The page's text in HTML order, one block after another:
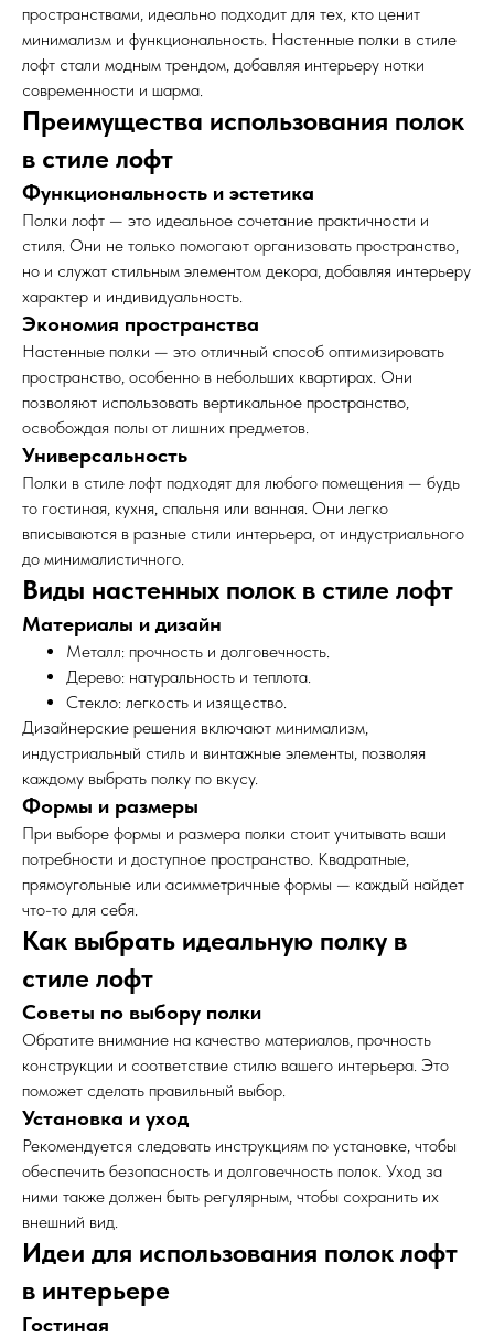
пространствами, идеально подходит для тех, кто ценит
минимализм и функциональность. Настенные полки в стиле
лофт стали модным трендом, добавляя интерьеру нотки
современности и шарма.
Преимущества использования полок
в стиле лофт
Функциональность и эстетика
Полки лофт — это идеальное сочетание практичности и
стиля. Они не только помогают организовать пространство,
но и служат стильным элементом декора, добавляя интерьеру
характер и индивидуальность.
Экономия пространства
Настенные полки — это отличный способ оптимизировать
пространство, особенно в небольших квартирах. Они
позволяют использовать вертикальное пространство,
освобождая полы от лишних предметов.
Универсальность
Полки в стиле лофт подходят для любого помещения — будь
то гостиная, кухня, спальня или ванная. Они легко
вписываются в разные стили интерьера, от индустриального
до минималистичного.
Виды настенных полок в стиле лофт
Материалы и дизайн
Металл: прочность и долговечность.
Дерево: натуральность и теплота.
Стекло: легкость и изящество.
Дизайнерские решения включают минимализм,
индустриальный стиль и винтажные элементы, позволяя
каждому выбрать полку по вкусу.
Формы и размеры
При выборе формы и размера полки стоит учитывать ваши
потребности и доступное пространство. Квадратные,
прямоугольные или асимметричные формы — каждый найдет
что-то для себя.
Как выбрать идеальную полку в
стиле лофт
Советы по выбору полки
Обратите внимание на качество материалов, прочность
конструкции и соответствие стилю вашего интерьера. Это
поможет сделать правильный выбор.
Установка и уход
Рекомендуется следовать инструкциям по установке, чтобы
обеспечить безопасность и долговечность полок. Уход за
ними также должен быть регулярным, чтобы сохранить их
внешний вид.
Идеи для использования полок лофт
в интерьере
Гостиная